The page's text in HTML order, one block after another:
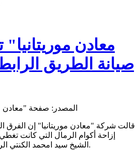
صيانة الطريق
قالت شركة "معادن موريتانيا" إن الفرق
إزاحة أكوام الرمال التي كانت
الشيخ سيد امحمد الكنتي الرابط بين تازيازت وتيجريت.